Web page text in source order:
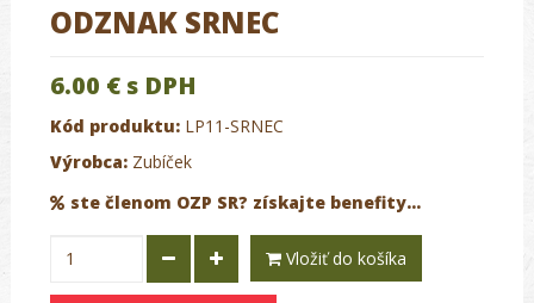
ODZNAK SRNEC
6.00 € s DPH
Kód produktu: LP11-SRNEC
Výrobca: Zubíček
ste členom OZP SR? získajte benefity...
Vložiť do košíka